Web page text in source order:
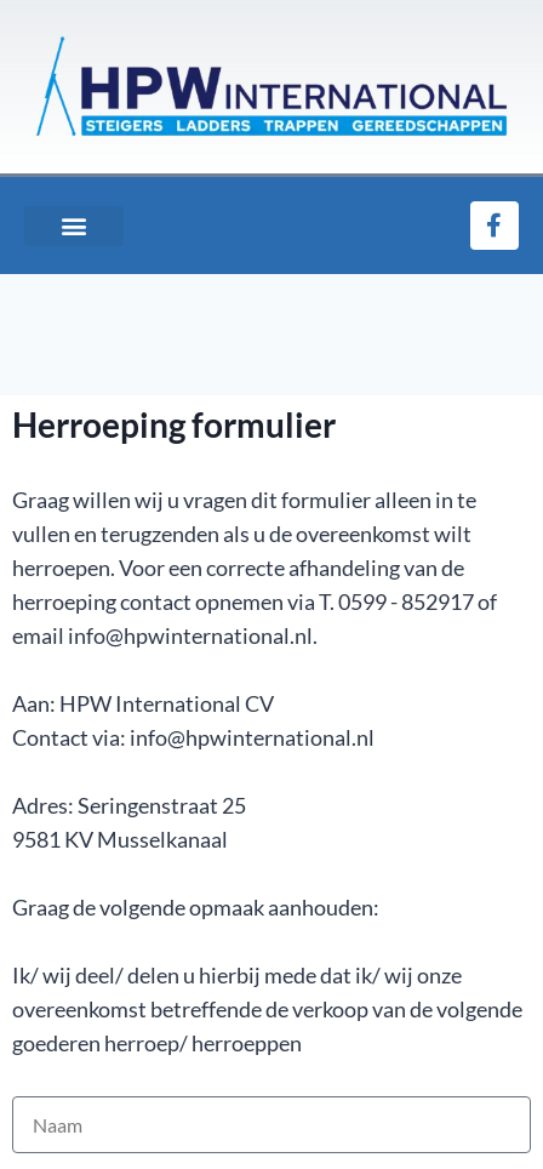
Herroeping formulier
Graag willen wij u vragen dit formulier alleen in te
vullen en terugzenden als u de overeenkomst wilt
herroepen. Voor een correcte afhandeling van de
herroeping contact opnemen via T. 0599 - 852917 of
email info@hpwinternational.nl.
Aan: HPW International CV
Contact via: info@hpwinternational.nl
Adres: Seringenstraat 25
9581 KV Musselkanaal
Graag de volgende opmaak aanhouden:
Ik/ wij deel/ delen u hierbij mede dat ik/ wij onze
overeenkomst betreffende de verkoop van de volgende
goederen herroep/ herroeppen